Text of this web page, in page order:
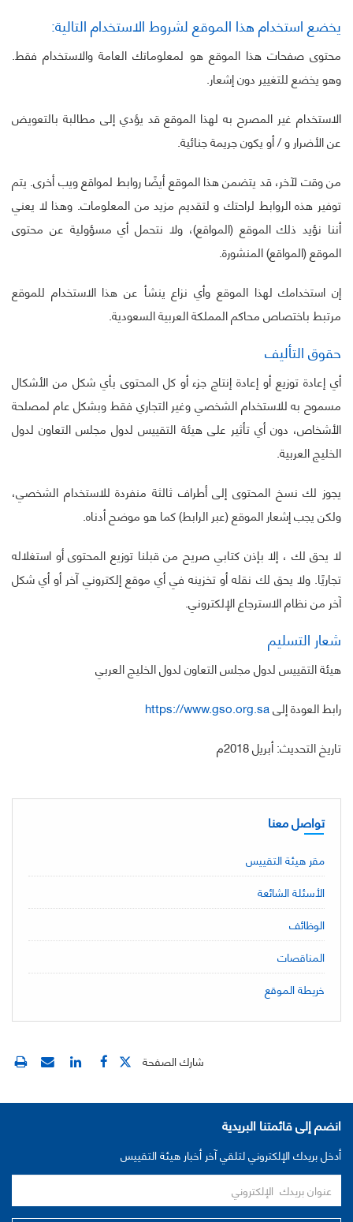
يخضع استخدام هذا الموقع لشروط الاستخدام التالية:
محتوى صفحات هذا الموقع هو لمعلوماتك العامة والاستخدام فقط.
وهو يخضع للتغيير دون إشعار.
الاستخدام غير المصرح به لهذا الموقع قد يؤدي إلى مطالبة بالتعويض
عن الأضرار و / أو يكون جريمة جنائية.
من وقت لآخر، قد يتضمن هذا الموقع أيضًا روابط لمواقع ويب أخرى. يتم
توفير هذه الروابط لراحتك و لتقديم مزيد من المعلومات. وهذا لا يعني
أننا نؤيد ذلك الموقع (المواقع)، ولا نتحمل أي مسؤولية عن محتوى
الموقع (المواقع) المنشورة.
إن استخدامك لهذا الموقع وأي نزاع ينشأ عن هذا الاستخدام للموقع
مرتبط باختصاص محاكم المملكة العربية السعودية.
حقوق التأليف
أي إعادة توزيع أو إعادة إنتاج جزء أو كل المحتوى بأي شكل من الأشكال
مسموح به للاستخدام الشخصي وغير التجاري فقط وبشكل عام لمصلحة
الأشخاص، دون أي تأثير على هيئة التقييس لدول مجلس التعاون لدول
الخليج العربية.
يجوز لك نسخ المحتوى إلى أطراف ثالثة منفردة للاستخدام الشخصي،
ولكن يجب إشعار الموقع (عبر الرابط) كما هو موضح أدناه.
لا يحق لك ، إلا بإذن كتابي صريح من قبلنا توزيع المحتوى أو استغلاله
تجاريًا. ولا يحق لك نقله أو تخزينه في أي موقع إلكتروني آخر أو أي شكل
آخر من نظام الاسترجاع الإلكتروني.
شعار التسليم
هيئة التقييس لدول مجلس التعاون لدول الخليج العربي
رابط العودة إلىhttps://www.gso.org.sa
تاريخ التحديث: أبريل 2018م
تواصل معنا
مقر هيئة التقييس
الأسئلة الشائعة
الوظائف
المناقصات
خريطة الموقع
شارك الصفحة
انضم إلى قائمتنا البريدية
أدخل بريدك الإلكتروني لتلقي آخر أخبار هيئة التقييس